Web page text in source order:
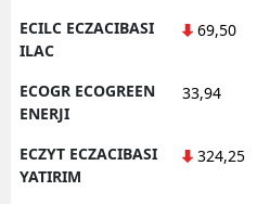
ECILC ECZACIBASI
ILAC
69,50
ECOGR ECOGREEN
ENERJI
33,94
ECZYT ECZACIBASI
YATIRIM
324,25